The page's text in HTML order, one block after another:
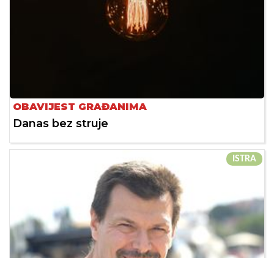
OBAVIJEST GRAĐANIMA
Danas bez struje
ISTRA